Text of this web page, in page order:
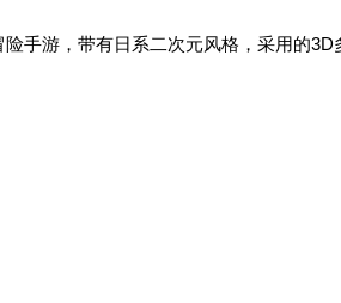
手游，带有日系二次元风格，采用的